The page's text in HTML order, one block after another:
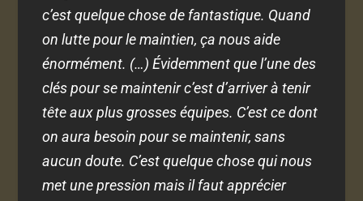
c’est quelque chose de fantastique. Quand
on lutte pour le maintien, ça nous aide
énormément. (…) Évidemment que l’une des
clés pour se maintenir c’est d’arriver à tenir
tête aux plus grosses équipes. C’est ce dont
on aura besoin pour se maintenir, sans
aucun doute. C’est quelque chose qui nous
met une pression mais il faut apprécier